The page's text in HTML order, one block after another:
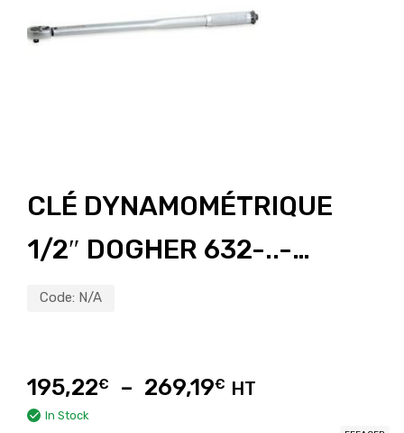
CLÉ DYNAMOMÉTRIQUE
1/2″ DOGHER 632-..-…
Code: N/A
195,22€ – 269,19€ HT
In Stock